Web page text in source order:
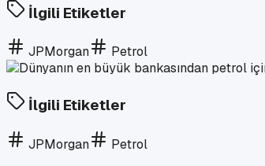
İlgili Etiketler
JPMorgan Petrol
İlgili Etiketler
JPMorgan Petrol